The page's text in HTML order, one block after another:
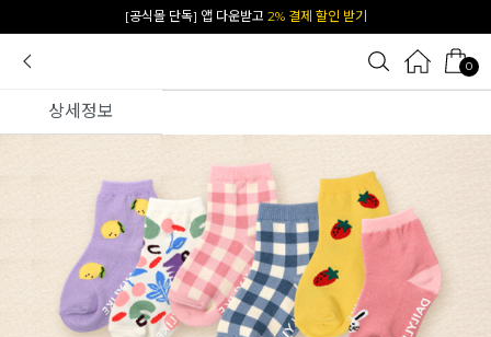
카카오 플친 추가하면1천원 즉시 할인 쿠폰
0
상세정보